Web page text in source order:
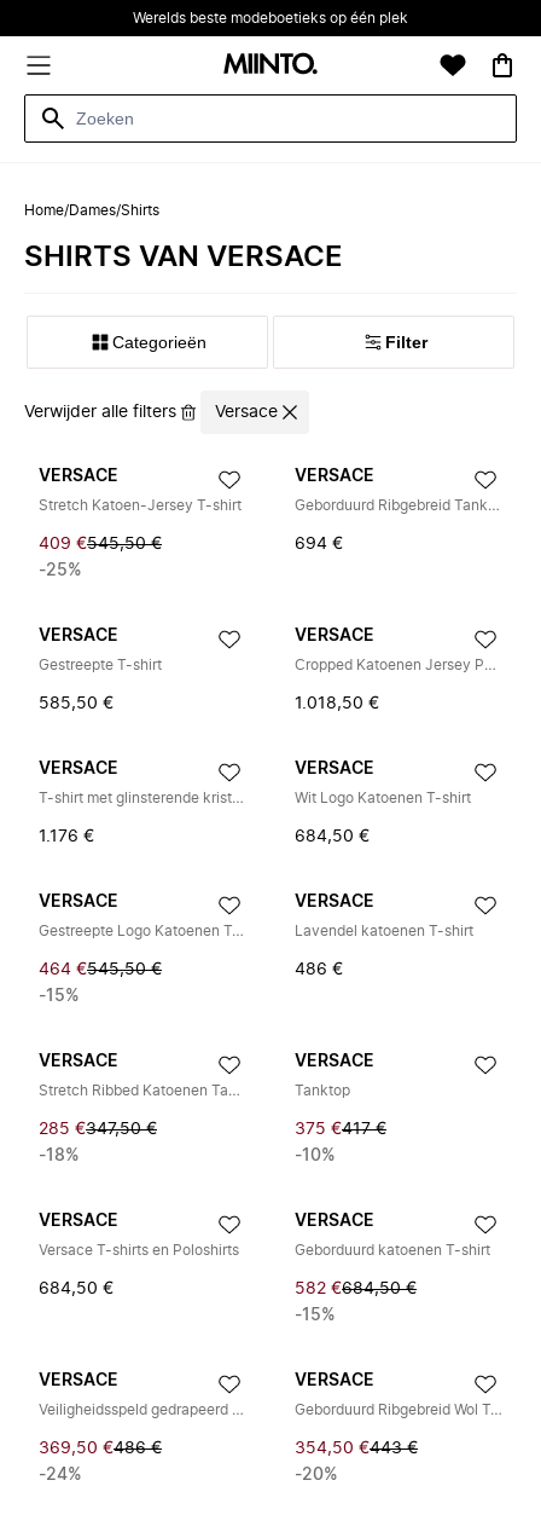
Werelds beste modeboetieks op één plek
Home/Dames/Shirts
SHIRTS VAN VERSACE
Categorieën Filter
Verwijder alle filters Versace
VERSACE
Stretch Katoen-Jersey T-shirt
409 €545,50 €
-25%
VERSACE
Geborduurd Ribgebreid Tanktop van Wol
694 €
VERSACE
Gestreepte T-shirt
585,50 €
VERSACE
Cropped Katoenen Jersey Poloshirt
1.018,50 €
VERSACE
T-shirt met glinsterende kristallen
1.176 €
VERSACE
Wit Logo Katoenen T-shirt
684,50 €
VERSACE
Gestreepte Logo Katoenen T-shirt
464 €545,50 €
-15%
VERSACE
Lavendel katoenen T-shirt
486 €
VERSACE
Stretch Ribbed Katoenen Tanktop
285 €347,50 €
-18%
VERSACE
Tanktop
375 €417 €
-10%
VERSACE
Versace T-shirts en Poloshirts
684,50 €
VERSACE
Geborduurd katoenen T-shirt
582 €684,50 €
-15%
VERSACE
Veiligheidsspeld gedrapeerd badpak uit één stuk
369,50 €486 €
-24%
VERSACE
Geborduurd Ribgebreid Wol Tanktop
354,50 €443 €
-20%